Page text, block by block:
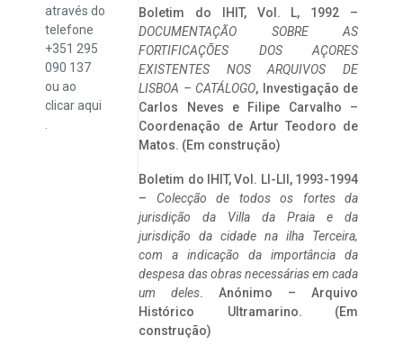
através do
telefone
+351 295
090 137
ou ao
clicaraqui
Boletim do IHIT, Vol. L, 1992 –
DOCUMENTAÇÃO SOBRE AS
FORTIFICAÇÕES DOS AÇORES
EXISTENTES NOS ARQUIVOS DE
LISBOA – CATÁLOGO, Investigação de
Carlos Neves e Filipe Carvalho –
Coordenação de Artur Teodoro de
Matos. (Em construção)
Boletim do IHIT, Vol. LI-LII, 1993-1994
– Colecção de todos os fortes da
jurisdição da Villa da Praia e da
jurisdição da cidade na ilha Terceira,
com a indicação da importância da
despesa das obras necessárias em cada
um deles. Anónimo – Arquivo
Histórico Ultramarino. (Em
construção)